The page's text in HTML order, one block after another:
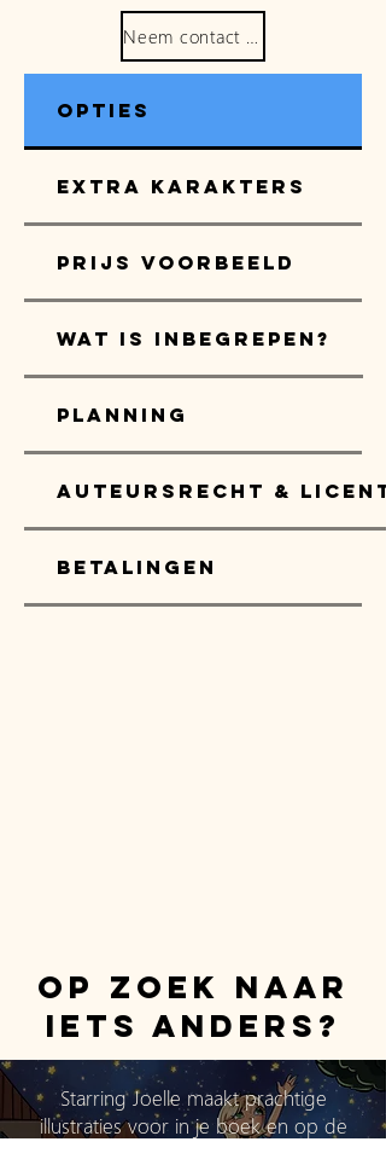
Neem contact op
Opties
Extra karakters
Prijs voorbeeld
Wat is inbegrepen?
Planning
Auteursrecht &
Betalingen
Op zoek naar
iets anders?
Starring Joelle maakt prachtige
illustraties voor in je boek en op de